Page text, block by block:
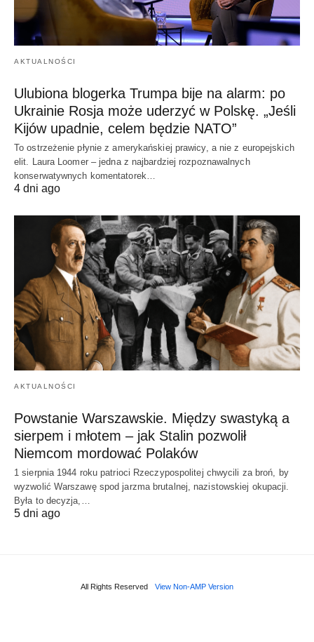
AKTUALNOŚCI
Ulubiona blogerka Trumpa bije na alarm: po
Ukrainie Rosja może uderzyć w Polskę. „Jeśli
Kijów upadnie, celem będzie NATO”
To ostrzeżenie płynie z amerykańskiej prawicy, a nie z europejskich
elit. Laura Loomer – jedna z najbardziej rozpoznawalnych
konserwatywnych komentatorek…
4 dni ago
AKTUALNOŚCI
Powstanie Warszawskie. Między swastyką a
sierpem i młotem – jak Stalin pozwolił
Niemcom mordować Polaków
1 sierpnia 1944 roku patrioci Rzeczypospolitej chwycili za broń, by
wyzwolić Warszawę spod jarzma brutalnej, nazistowskiej okupacji.
Była to decyzja,…
5 dni ago
All Rights Reserved View Non-AMP Version